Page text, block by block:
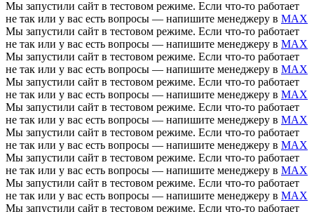
Мы запустили сайт в тестовом режиме. Если что-то работает
не так или у вас есть вопросы — напишите менеджеру в MAX
Мы запустили сайт в тестовом режиме. Если что-то работает
не так или у вас есть вопросы — напишите менеджеру в MAX
Мы запустили сайт в тестовом режиме. Если что-то работает
не так или у вас есть вопросы — напишите менеджеру в MAX
Мы запустили сайт в тестовом режиме. Если что-то работает
не так или у вас есть вопросы — напишите менеджеру в MAX
Мы запустили сайт в тестовом режиме. Если что-то работает
не так или у вас есть вопросы — напишите менеджеру в MAX
Мы запустили сайт в тестовом режиме. Если что-то работает
не так или у вас есть вопросы — напишите менеджеру в MAX
Мы запустили сайт в тестовом режиме. Если что-то работает
не так или у вас есть вопросы — напишите менеджеру в MAX
Мы запустили сайт в тестовом режиме. Если что-то работает
не так или у вас есть вопросы — напишите менеджеру в MAX
Мы запустили сайт в тестовом режиме. Если что-то работает